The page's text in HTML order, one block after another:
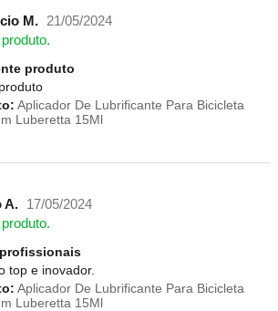
M.
21/05/2024
produto
Aplicador De Lubrificante Para Bicicleta
Luberetta 15Ml
A.
17/05/2024
top e inovador.
Aplicador De Lubrificante Para Bicicleta
Luberetta 15Ml